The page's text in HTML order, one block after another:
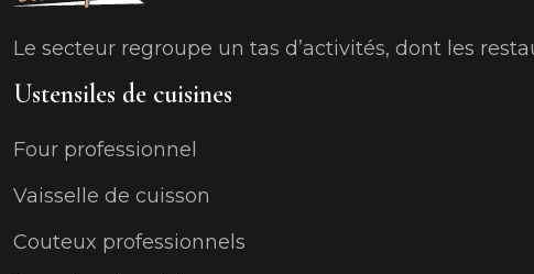
Le secteur regroupe un tas d’activités, dont les
Ustensiles de cuisines
Four professionnel
Vaisselle de cuisson
Couteux professionnels